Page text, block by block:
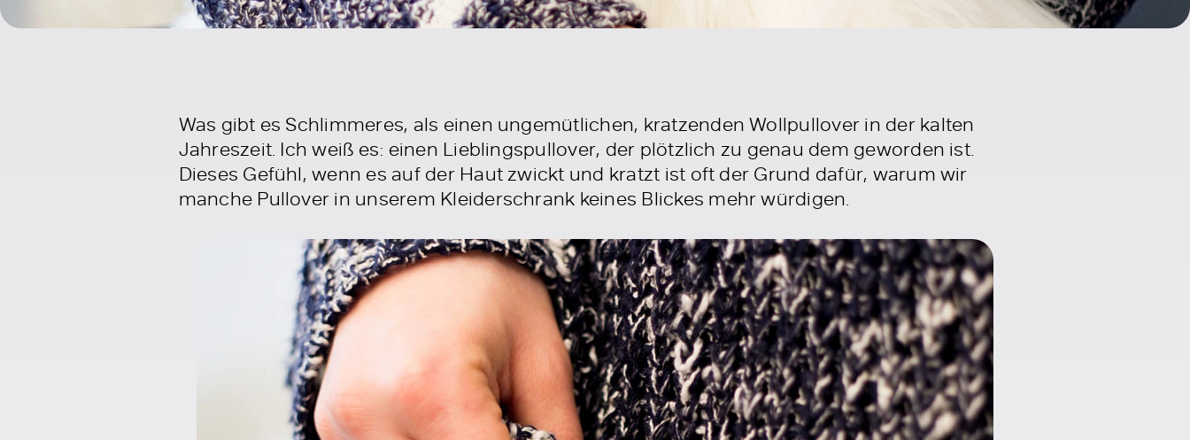
Was gibt es Schlimmeres, als einen ungemütlichen, kratzenden Wollpullover in der kalten
Jahreszeit. Ich weiß es: einen Lieblingspullover, der plötzlich zu genau dem geworden ist.
Dieses Gefühl, wenn es auf der Haut zwickt und kratzt ist oft der Grund dafür, warum wir
manche Pullover in unserem Kleiderschrank keines Blickes mehr würdigen.